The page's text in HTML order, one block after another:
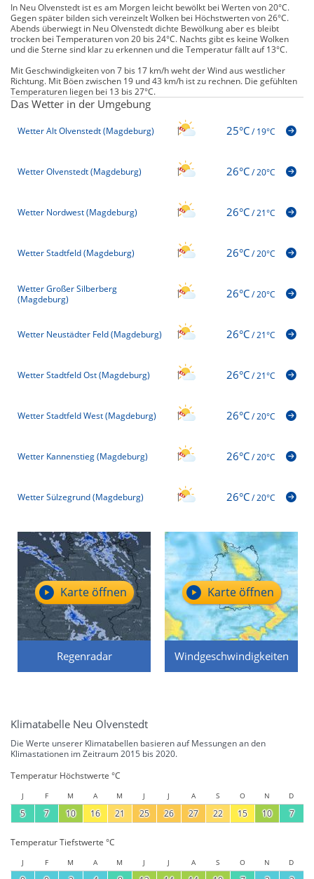
In Neu Olvenstedt ist es am Morgen leicht bewölkt bei Werten von 20°C.
Gegen später bilden sich vereinzelt Wolken bei Höchstwerten von 26°C.
Abends überwiegt in Neu Olvenstedt dichte Bewölkung aber es bleibt
trocken bei Temperaturen von 20 bis 24°C. Nachts gibt es keine Wolken
und die Sterne sind klar zu erkennen und die Temperatur fällt auf 13°C.
Mit Geschwindigkeiten von 7 bis 17 km/h weht der Wind aus westlicher
Richtung. Mit Böen zwischen 19 und 43 km/h ist zu rechnen. Die gefühlten
Temperaturen liegen bei 13 bis 27°C.
Das Wetter in der Umgebung
Wetter Alt Olvenstedt (Magdeburg) 25°C/19°C
Wetter Olvenstedt (Magdeburg) 26°C/20°C
Wetter Nordwest (Magdeburg) 26°C/21°C
Wetter Stadtfeld (Magdeburg) 26°C/20°C
Wetter Großer Silberberg
(Magdeburg)
26°C/20°C
Wetter Neustädter Feld (Magdeburg) 26°C/21°C
Wetter Stadtfeld Ost (Magdeburg) 26°C/21°C
Wetter Stadtfeld West (Magdeburg) 26°C/20°C
Wetter Kannenstieg (Magdeburg) 26°C/20°C
Wetter Sülzegrund (Magdeburg) 26°C/20°C
Regenradar
Karte öffnen
Windgeschwindigkeiten
Karte öffnen
Klimatabelle Neu Olvenstedt
Die Werte unserer Klimatabellen basieren auf Messungen an den
Klimastationen im Zeitraum 2015 bis 2020.
Temperatur Höchstwerte °C
J F M A M J J A S O N D
5 7 10 16 21 25 26 27 22 15 10 7
Temperatur Tiefstwerte °C
J F M A M J J A S O N D